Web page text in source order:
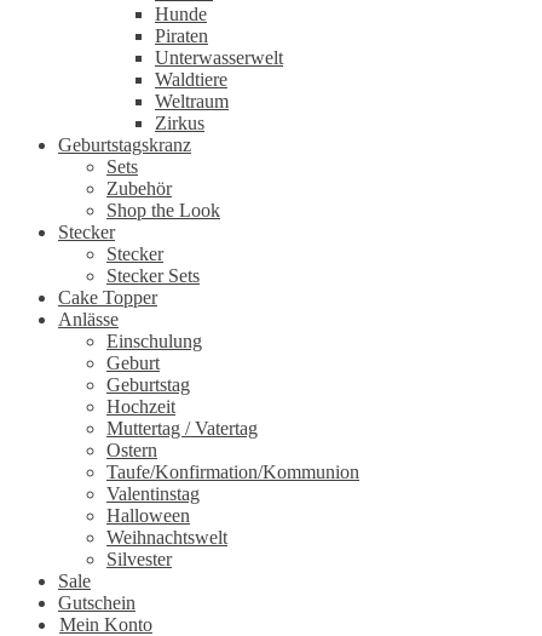
Hunde
Piraten
Unterwasserwelt
Waldtiere
Weltraum
Zirkus
Geburtstagskranz
Sets
Zubehör
Shop the Look
Stecker
Stecker
Stecker Sets
Cake Topper
Anlässe
Einschulung
Geburt
Geburtstag
Hochzeit
Muttertag / Vatertag
Ostern
Taufe/Konfirmation/Kommunion
Valentinstag
Halloween
Weihnachtswelt
Silvester
Sale
Gutschein
Mein Konto